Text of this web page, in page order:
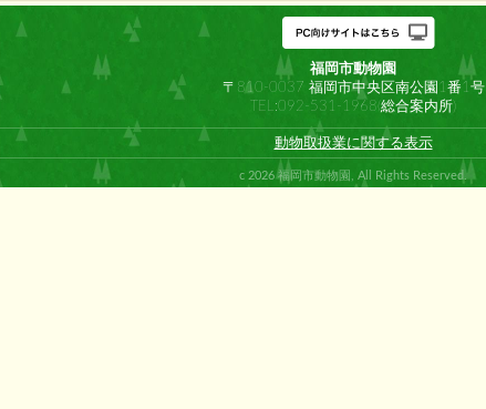
福岡市動物園
〒810-0037 福岡市中央区南公園1番1号
TEL:092-531-1968(総合案内所)
動物取扱業に関する表示
c 2026 福岡市動物園, All Rights Reserved.